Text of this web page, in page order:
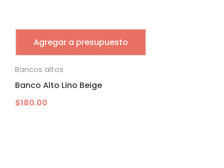
Agregar a presupuesto
Bancos altos
Banco Alto Lino Beige
$180.00